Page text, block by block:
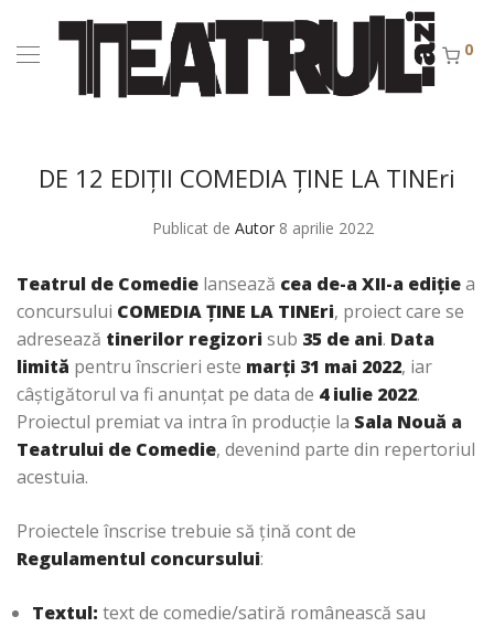
0
DE 12 EDIȚII COMEDIA ȚINE LA TINEri
Publicat de Autor 8 aprilie 2022
Teatrul de Comedie lansează cea de-a XII-a ediţiea
concursului COMEDIA ŢINE LA TINEri, proiect care se
adresează tinerilor regizorisub 35 de ani. Data
limită pentru înscrieri este marți 31 mai 2022, iar
câștigătorul va fi anunțat pe data de 4 iulie 2022.
Proiectul premiat va intra în producţie la Sala Nouă a
Teatrului de Comedie, devenind parte din repertoriul
acestuia.
Proiectele înscrise trebuie să țină cont de
Regulamentul concursului:
Textul: text de comedie/satiră românească sau